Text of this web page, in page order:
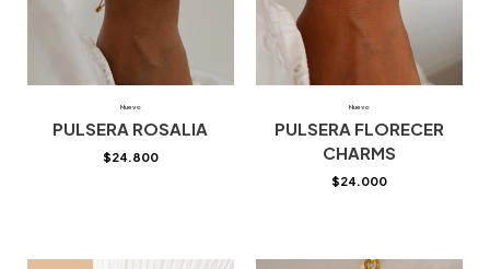
Nuevo
PULSERA ROSALIA
$24.800
Nuevo
PULSERA FLORECER
CHARMS
$24.000